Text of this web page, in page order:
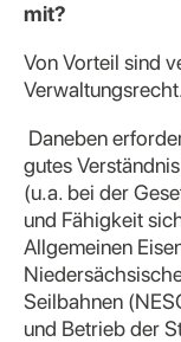
mit?
Von Vorteil sind
Verwaltungsrecht.
Daneben
gutes
(u.a. bei der
und Fähigkeit
Allgemeinen
Seilbahnen
und Betrieb der